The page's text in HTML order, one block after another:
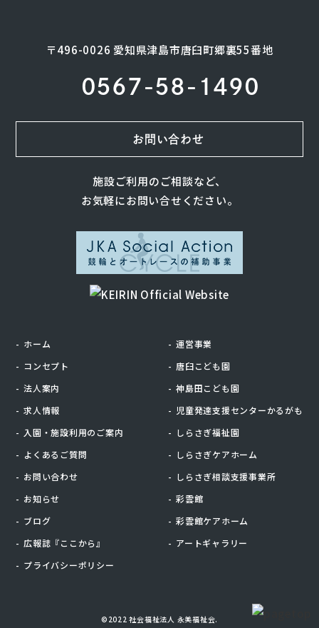
〒496-0026 愛知県津島市唐臼町郷裏55番地
0567-58-1490
お問い合わせ
施設ご利用のご相談など、
お気軽にお問い合せください。
ホーム
コンセプト
法人案内
求人情報
入園・施設利用のご案内
よくあるご質問
お問い合わせ
お知らせ
ブログ
広報誌『ここから』
プライバシーポリシー
運営事業
唐臼こども園
神島田こども園
児童発達支援センターかるがも
しらさぎ福祉園
しらさぎケアホーム
しらさぎ相談支援事業所
彩雲館
彩雲館ケアホーム
アートギャラリー
©2022 社会福祉法人 永美福祉会.